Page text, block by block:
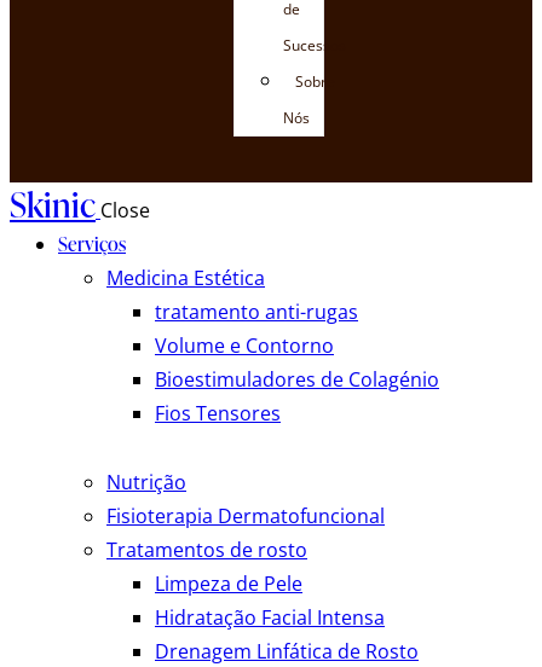
de
Sucessos
Sobre
Nós
Skinic Close
Serviços
Medicina Estética
tratamento anti-rugas
Volume e Contorno
Bioestimuladores de Colagénio
Fios Tensores
Nutrição
Fisioterapia Dermatofuncional
Tratamentos de rosto
Limpeza de Pele
Hidratação Facial Intensa
Drenagem Linfática de Rosto